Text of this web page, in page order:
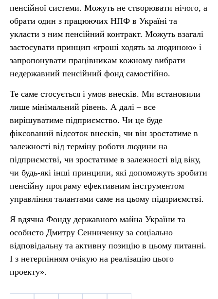
пенсійної системи. Можуть не створювати нічого, а
обрати один з працюючих НПФ в Україні та
укласти з ним пенсійний контракт. Можуть взагалі
застосувати принцип «гроші ходять за людиною» і
запропонувати працівникам кожному вибрати
недержавний пенсійний фонд самостійно.
Те саме стосується і умов внесків. Ми встановили
лише мінімальний рівень. А далі – все
вирішуватиме підприємство. Чи це буде
фіксований відсоток внесків, чи він зростатиме в
залежності від терміну роботи людини на
підприємстві, чи зростатиме в залежності від віку,
чи будь-які інші принципи, які допоможуть зробити
пенсійну програму ефективним інструментом
управління талантами саме на цьому підприємстві.
Я вдячна Фонду державного майна України та
особисто Дмитру Сенниченку за соціально
відповідальну та активну позицію в цьому питанні.
І з нетерпінням очікую на реалізацію цього
проекту».